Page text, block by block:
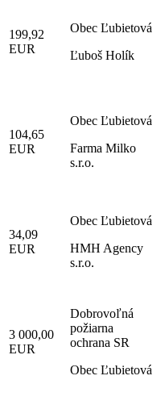
199,92
EUR
Obec Ľubietová
Ľuboš Holík
104,65
EUR
Obec Ľubietová
Farma Milko
s.r.o.
34,09
EUR
Obec Ľubietová
HMH Agency
s.r.o.
3 000,00
EUR
Dobrovoľná
požiarna
ochrana SR
Obec Ľubietová